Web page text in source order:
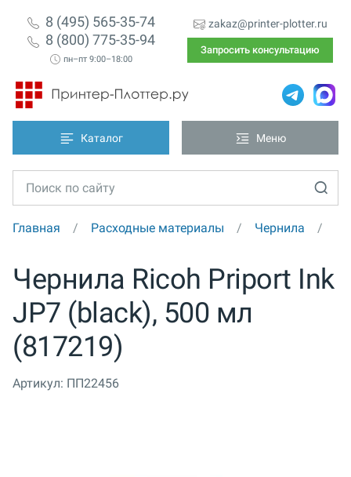
8 (495) 565-35-74
8 (800) 775-35-94
пн–пт 9:00–18:00
zakaz@printer-plotter.ru
Запросить консультацию
Каталог Меню
Главная Расходные материалы Чернила
Чернила Ricoh Priport Ink
JP7 (black), 500 мл
(817219)
Артикул: ПП22456